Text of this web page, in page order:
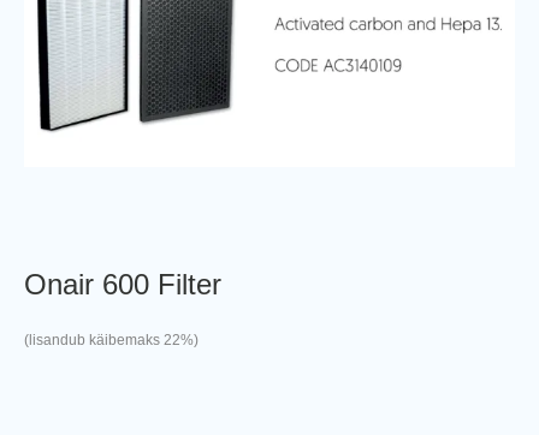
Onair 600 Filter
(lisandub käibemaks 22%)